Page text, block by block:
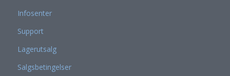
Infosenter
Support
Lagerutsalg
Salgsbetingelser